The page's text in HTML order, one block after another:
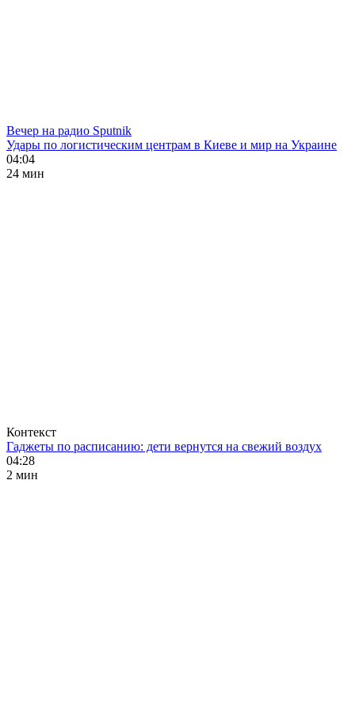
Вечер на радио Sputnik
Удары по логистическим центрам в Киеве и мир на Украине
04:04
24 мин
Контекст
Гаджеты по расписанию: дети вернутся на свежий воздух
04:28
2 мин